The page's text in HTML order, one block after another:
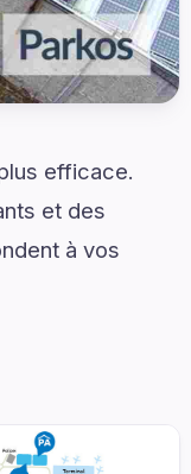
efficace.
et des
à vos